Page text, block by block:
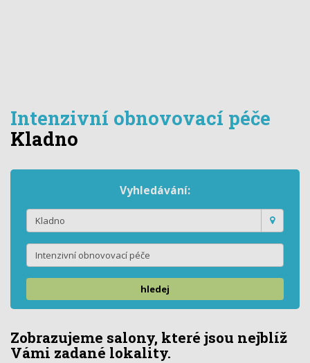
Intenzivní obnovovací péče
Kladno
Vyhledávání:
hledej
Zobrazujeme salony, které jsou nejblíž
Vámi zadané lokality.